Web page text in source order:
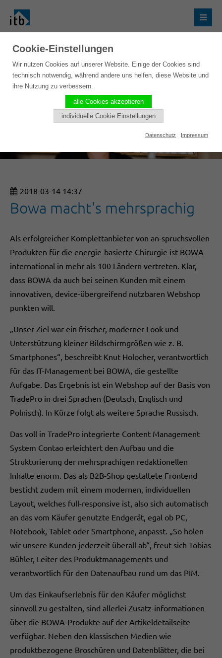
2018-03-14 14:37
Bowa macht's mehrsprachig
Als erfolgreicher Komplettanbieter von an-spruchsvollen
Produkten für die energie-basierte Chirurgie ist BOWA
international in mehr als 100 Ländern vertreten. Klar,
dass BOWA da auch bei seinen Kunden mit einem
innovativen, device-übergreifend nutzbaren Webshop
punkten will.
„Unser Ziel war ein frischer, moderner Look und
Unterstützung kleiner Bildschirmgrößen wie z. B.
Smartphones“, beschreibt Knut Holocher, verantwortlich
für das IT-Management bei BOWA, die gestellte
Aufgabe. Das Ergebnis ist ein Webshop auf der Basis von
TradePro in drei Sprachen (Deutsch, Englisch und
Polnisch). In Kürze folgt als weitere Sprache Russisch.
Das voll in TradePro integrierte Content Management
System Contao erleichtert den Aufbau und die
Strukturierung der mehrsprachigen redaktionellen
Inhalte enorm. Das als B2B-Shop gestaltete Frontend
besticht zudem mit einem modernen, individuellen
Layout, welches full-responsive ist, also sich automatisch
an das vom Käufer genutzte Endgerät, egal ob PC,
Notebook, Tablet oder Smartphone, anpasst. „So holen
wir unsere Kunden jederzeit überall ab“, freut sich Tobias
Bühler, Leiter des Produktmanagements und
verantwortlich für den Datenaufbau rund um das PIM.
Um das Einkaufserlebnis für den Käufer möglichst
sinnvoll zu gestalten, sind allerlei Zusatz-informationen
über die BOWA-Produkte auf der Artikeldetailseite
verfügbar. Neben den klassischen Medien wie
produktbezogene Broschüren und Datenblätter, die bei
Cookie-Einstellungen
Wir nutzen Cookies auf unserer Website. Einige der Cookies sind
technisch notwendig, während andere uns helfen, diese Website und
ihre Nutzung zu verbessern.
alle Cookies akzeptieren
individuelle Cookie Einstellungen
Datenschutz Impressum